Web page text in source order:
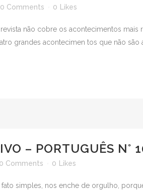
0 Comments 0 Likes
não cobre os acontecimentos
grandes acontecimen tos que não são
– PORTUGUÊS N°
0 Comments 0 Likes
simples, nos enche de orgulho,